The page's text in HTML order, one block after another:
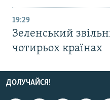
19:29
Зеленський
чотирьох країнах
ДОЛУЧАЙСЯ!